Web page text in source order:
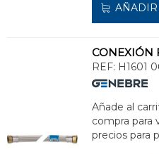
AÑADIR
REF: H1601
Añade al
compra para
precios para